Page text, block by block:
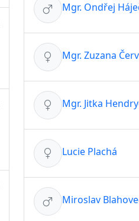
Mgr. Ondřej
Mgr. Zuzana
Mgr. Jitka
Lucie Plachá
Miroslav